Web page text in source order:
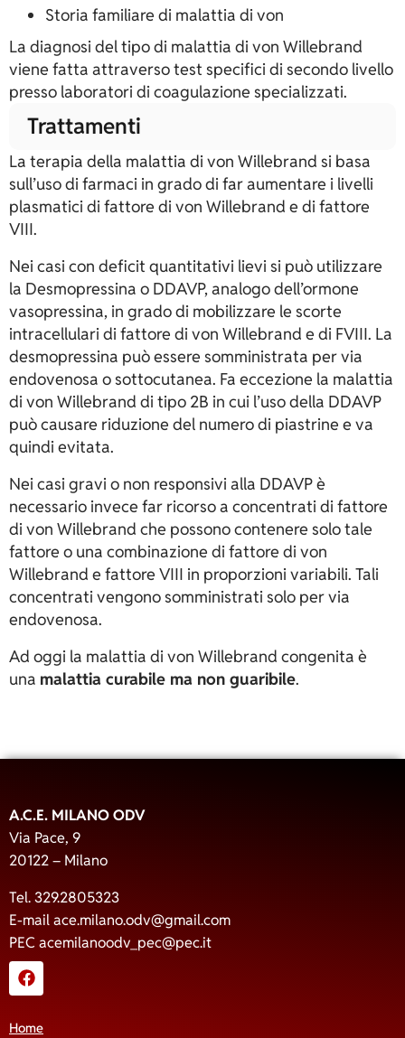
Storia familiare di malattia di von
La diagnosi del tipo di malattia di von Willebrand
viene fatta attraverso test specifici di secondo livello
presso laboratori di coagulazione specializzati.
Trattamenti
La terapia della malattia di von Willebrand si basa
sull’uso di farmaci in grado di far aumentare i livelli
plasmatici di fattore di von Willebrand e di fattore
VIII.
Nei casi con deficit quantitativi lievi si può utilizzare
la Desmopressina o DDAVP, analogo dell’ormone
vasopressina, in grado di mobilizzare le scorte
intracellulari di fattore di von Willebrand e di FVIII. La
desmopressina può essere somministrata per via
endovenosa o sottocutanea. Fa eccezione la malattia
di von Willebrand di tipo 2B in cui l’uso della DDAVP
può causare riduzione del numero di piastrine e va
quindi evitata.
Nei casi gravi o non responsivi alla DDAVP è
necessario invece far ricorso a concentrati di fattore
di von Willebrand che possono contenere solo tale
fattore o una combinazione di fattore di von
Willebrand e fattore VIII in proporzioni variabili. Tali
concentrati vengono somministrati solo per via
endovenosa.
Ad oggi la malattia di von Willebrand congenita è
una malattia curabile ma non guaribile.
A.C.E. MILANO ODV
Via Pace, 9
20122 – Milano
Tel. 329.2805323
E-mailace.milano.odv@gmail.com
PEC acemilanoodv_pec@pec.it
Home